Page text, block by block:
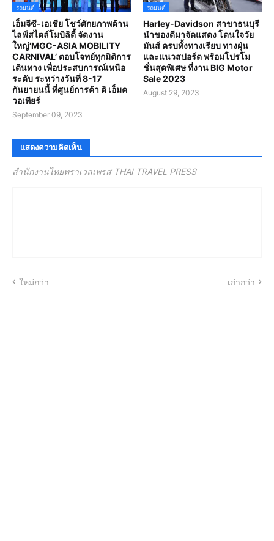
รถยนต์
เอ็มจีซี-เอเชีย โชว์ศักยภาพด้าน
ไลฟ์สไตล์โมบิลิตี้ จัดงาน
ใหญ่‘MGC-ASIA MOBILITY
CARNIVAL’ ตอบโจทย์ทุกมิติการ
เดินทาง เพื่อประสบการณ์เหนือ
ระดับ ระหว่างวันที่ 8-17
กันยายนนี้ ที่ศูนย์การค้า ดิ เอ็มค
วอเทียร์
September 09, 2023
รถยนต์
Harley-Davidson สาขาธนบุรี
นำของดีมาจัดแสดง โดนใจวัย
มันส์ ครบทั้งทางเรียบ ทางฝุ่น
และแนวสปอร์ต พร้อมโปรโม
ชั่นสุดพิเศษ ที่งาน BIG Motor
Sale 2023
August 29, 2023
แสดงความคิดเห็น
สำนักงานไทยทราเวลเพรส THAI TRAVEL PRESS
ใหม่กว่า เก่ากว่า